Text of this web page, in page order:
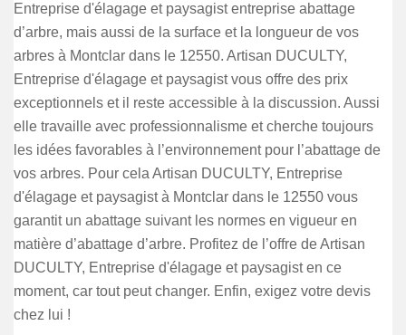
Entreprise d'élagage et paysagist entreprise abattage
d’arbre, mais aussi de la surface et la longueur de vos
arbres à Montclar dans le 12550. Artisan DUCULTY,
Entreprise d'élagage et paysagist vous offre des prix
exceptionnels et il reste accessible à la discussion. Aussi
elle travaille avec professionnalisme et cherche toujours
les idées favorables à l’environnement pour l’abattage de
vos arbres. Pour cela Artisan DUCULTY, Entreprise
d'élagage et paysagist à Montclar dans le 12550 vous
garantit un abattage suivant les normes en vigueur en
matière d’abattage d’arbre. Profitez de l’offre de Artisan
DUCULTY, Entreprise d'élagage et paysagist en ce
moment, car tout peut changer. Enfin, exigez votre devis
chez lui !